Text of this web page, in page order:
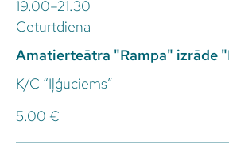
19.00–21.30
Ceturtdiena
Amatierteātra "Rampa" izrāde
K/C “Iļģuciems”
5.00 €